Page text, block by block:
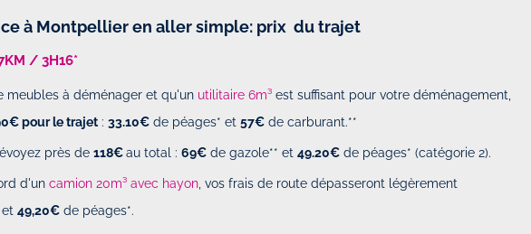
à Montpellier en aller simple: prix du trajet
/ 3H16*
meubles à déménager et qu'un utilitaire 6m³ est suffisant pour votre déménagement,
pour le trajet : 33.10€ de péages* et 57€ de carburant.**
près de 118€au total : 69€ de gazole** et 49.20€ de péages* (catégorie 2).
d'un camion 20m³ avec hayon , vos frais de route dépasseront légèrement
49,20€ de péages*.